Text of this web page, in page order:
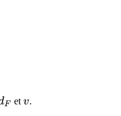
F etv
v.